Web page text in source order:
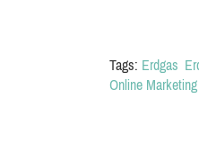
Tags: Erdgas
Online Marketing